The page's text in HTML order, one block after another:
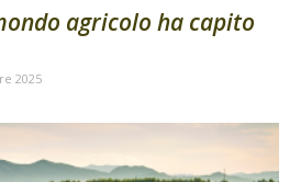
agricolo ha capito
2025